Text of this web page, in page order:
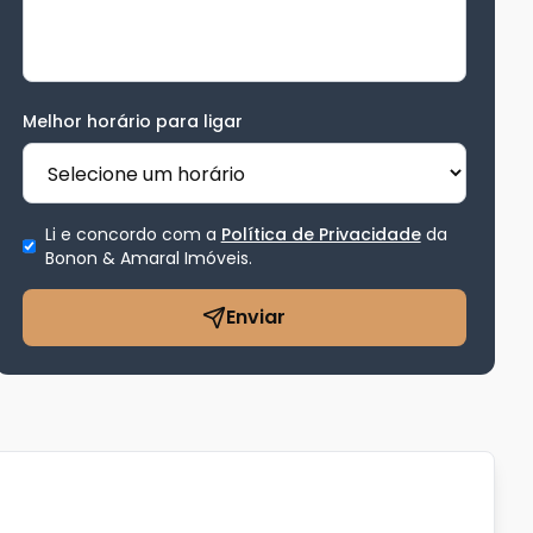
Melhor horário para ligar
Li e concordo com a Política de Privacidadeda
Bonon & Amaral Imóveis.
Enviar